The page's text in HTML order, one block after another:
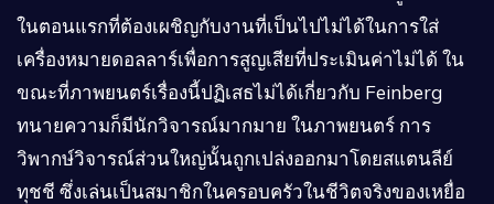
ในตอนแรกที่ต้องเผชิญกับงานที่เป็นไปไม่ได้ในการใส่
เครื่องหมายดอลลาร์เพื่อการสูญเสียที่ประเมินค่าไม่ได้ ใน
ขณะที่ภาพยนตร์เรื่องนี้ปฏิเสธไม่ได้เกี่ยวกับ Feinberg
ทนายความก็มีนักวิจารณ์มากมาย ในภาพยนตร์ การ
วิพากษ์วิจารณ์ส่วนใหญ่นั้นถูกเปล่งออกมาโดยสแตนลีย์
ทุชชี ซึ่งเล่นเป็นสมาชิกในครอบครัวในชีวิตจริงของเหยื่อ